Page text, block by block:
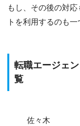
もし、その後の対
トを利用するのも一
転職エージェ
覧
佐々木